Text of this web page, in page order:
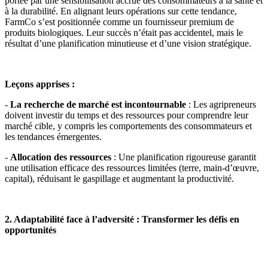
à la durabilité. En alignant leurs opérations sur cette tendance,
FarmCo s’est positionnée comme un fournisseur premium de
produits biologiques. Leur succès n’était pas accidentel, mais le
résultat d’une planification minutieuse et d’une vision stratégique.
Leçons apprises :
- La recherche de marché est incontournable : Les agripreneurs
doivent investir du temps et des ressources pour comprendre leur
marché cible, y compris les comportements des consommateurs et
les tendances émergentes.
- Allocation des ressources : Une planification rigoureuse garantit
une utilisation efficace des ressources limitées (terre, main-d’œuvre,
capital), réduisant le gaspillage et augmentant la productivité.
2. Adaptabilité face à l’adversité : Transformer les défis en
opportunités